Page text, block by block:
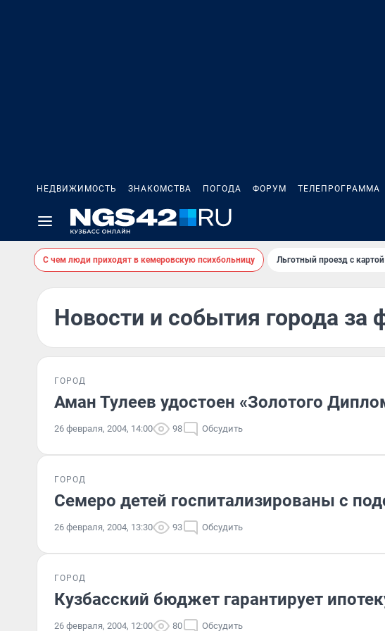
НЕДВИЖИМОСТЬ ЗНАКОМСТВА ПОГОДА ФОРУМ ТЕЛЕПРОГРАММА
С чем люди приходят в кемеровскую психбольницу Льготный проезд с
Новости и события города за
ГОРОД
Аман Тулеев удостоен «Золотого
26 февраля, 2004, 14:00 98 Обсудить
ГОРОД
Семеро детей госпитализированы с
26 февраля, 2004, 13:30 93 Обсудить
ГОРОД
Кузбасский бюджет гарантирует
26 февраля, 2004, 12:00 80 Обсудить